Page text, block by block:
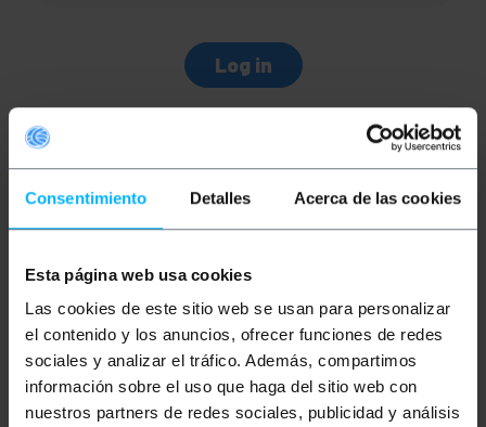
Consentimiento Detalles Acerca de las cookies
Esta página web usa cookies
Las cookies de este sitio web se usan para personalizar
el contenido y los anuncios, ofrecer funciones de redes
sociales y analizar el tráfico. Además, compartimos
información sobre el uso que haga del sitio web con
nuestros partners de redes sociales, publicidad y análisis
Log in
New customer?
Register here
Doubts? Have you forgotten